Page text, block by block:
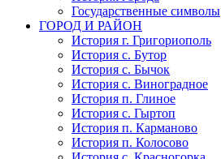
Государственные символы
ГОРОД И РАЙОН
История г. Григориополь
История с. Бутор
История с. Бычок
История с. Виноградное
История п. Глиное
История с. Гыртоп
История п. Карманово
История п. Колосово